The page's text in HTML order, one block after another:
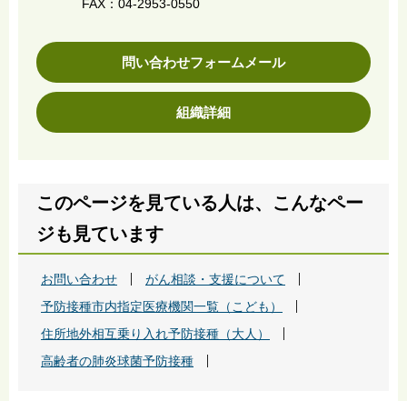
FAX：04-2953-0550
問い合わせフォームメール
組織詳細
このページを見ている人は、こんなペー
ジも見ています
お問い合わせ
がん相談・支援について
予防接種市内指定医療機関一覧（こども）
住所地外相互乗り入れ予防接種（大人）
高齢者の肺炎球菌予防接種